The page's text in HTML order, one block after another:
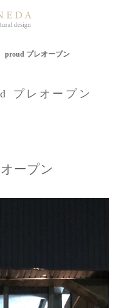
プレオープン
レオープン
ープン